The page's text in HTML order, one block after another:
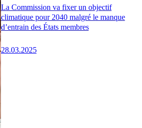
La Commission va fixer un objectif
climatique pour 2040 malgré le manque
d’entrain des États membres
28.03.2025